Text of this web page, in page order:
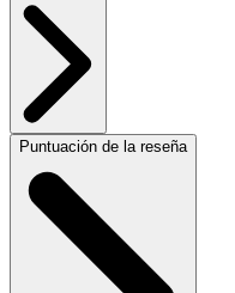
Puntuación de la reseña